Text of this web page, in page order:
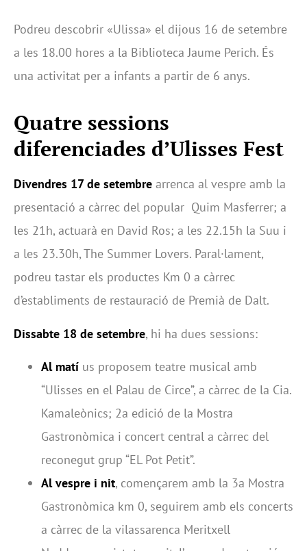
Podreu descobrir «Ulissa» el dijous 16 de setembre
a les 18.00 hores a la Biblioteca Jaume Perich. És
una activitat per a infants a partir de 6 anys.
Quatre sessions
diferenciades d’Ulisses Fest
Divendres 17 de setembre arrenca al vespre amb la
presentació a càrrec del popular Quim Masferrer; a
les 21h, actuarà en David Ros; a les 22.15h la Suu i
a les 23.30h, The Summer Lovers. Paral·lament,
podreu tastar els productes Km 0 a càrrec
d’establiments de restauració de Premià de Dalt.
Dissabte 18 de setembre, hi ha dues sessions:
Al matí us proposem teatre musical amb
“Ulisses en el Palau de Circe”, a càrrec de la Cia.
Kamaleònics; 2a edició de la Mostra
Gastronòmica i concert central a càrrec del
reconegut grup “EL Pot Petit”.
Al vespre i nit, començarem amb la 3a Mostra
Gastronòmica km 0, seguirem amb els concerts
a càrrec de la vilassarenca Meritxell